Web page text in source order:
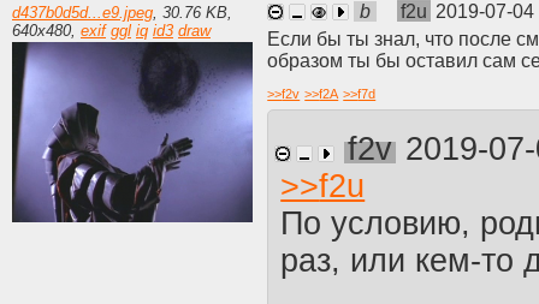
d437b0d5d...e9.jpeg, 30.76 KB,
640x480, exif ggl iq id3 draw
b f2u 2019-07-
Если бы ты знал, что после
образом ты бы оставил сам
>>f2v >>f2A >>f7d
f2v 2019-
>>f2u
По условию,
раз, или кем-то